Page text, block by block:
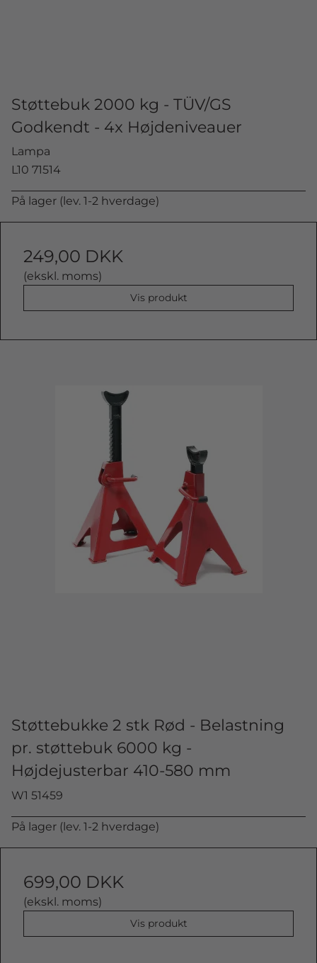
Støttebuk 2000 kg - TÜV/GS
Godkendt - 4x Højdeniveauer
Lampa
L10 71514
På lager (lev. 1-2 hverdage)
249,00 DKK
(ekskl. moms)
Vis produkt
Støttebukke 2 stk Rød - Belastning
pr. støttebuk 6000 kg -
Højdejusterbar 410-580 mm
W1 51459
På lager (lev. 1-2 hverdage)
699,00 DKK
(ekskl. moms)
Vis produkt